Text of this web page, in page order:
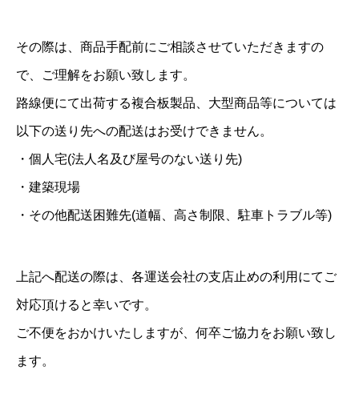
その際は、商品手配前にご相談させていただきますの
で、ご理解をお願い致します。
路線便にて出荷する複合板製品、大型商品等については
以下の送り先への配送はお受けできません。
・個人宅(法人名及び屋号のない送り先)
・建築現場
・その他配送困難先(道幅、高さ制限、駐車トラブル等)
上記へ配送の際は、各運送会社の支店止めの利用にてご
対応頂けると幸いです。
ご不便をおかけいたしますが、何卒ご協力をお願い致し
ます。